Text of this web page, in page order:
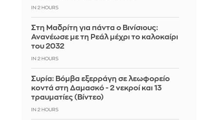
IN 2 HOURS
Στη Μαδρίτη για πάντα ο Βινίσιους:
Ανανέωσε με τη Ρεάλ μέχρι το καλοκαίρι
του 2032
IN 2 HOURS
Συρία: Βόμβα εξερράγη σε λεωφορείο
κοντά στη Δαμασκό - 2 νεκροί και 13
τραυματίες (Βίντεο)
IN 2 HOURS